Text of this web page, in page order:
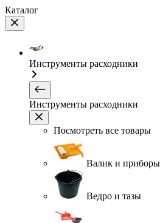
Каталог
Инструменты расходники
Инструменты расходники
Посмотреть все товары
Валик и приборы
Ведро и тазы